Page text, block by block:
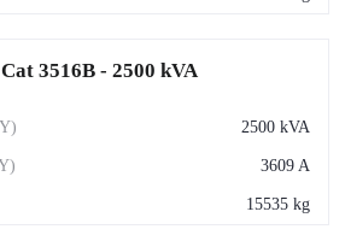
3516B - 2500 kVA
2500 kVA
3609 A
15535 kg